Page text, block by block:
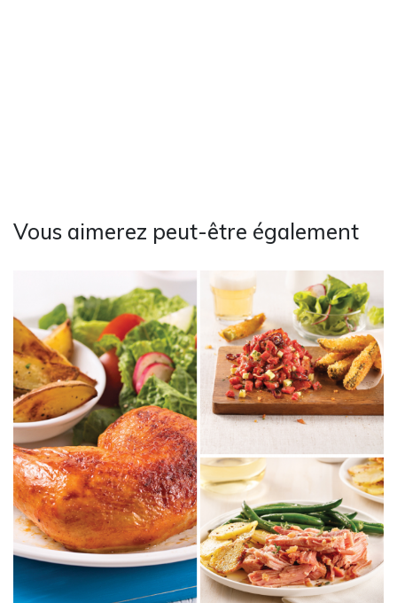
Vous aimerez peut-être également